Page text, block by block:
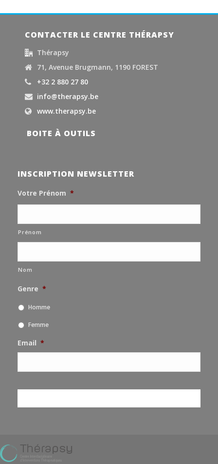
CONTACTER LE CENTRE THÉRAPSY
Thérapsy
71, Avenue Brugmann, 1190 FOREST
+32 2 880 27 80
info@therapsy.be
www.therapsy.be
BOITE À OUTILS
INSCRIPTION NEWSLETTER
Votre Prénom *
Prénom
Nom
Genre *
Homme
Femme
Email *